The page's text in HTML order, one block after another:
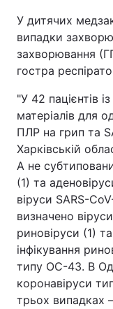
У дитячих
випадки
захворювання
гостра
"У 42 пацієнтів
матеріалів для
ПЛР на грип та
Харківській
А не
(1) та
віруси SARS-
визначено
риновіруси (1)
інфікування
типу OC-43. В
коронавіруси
трьох випадках